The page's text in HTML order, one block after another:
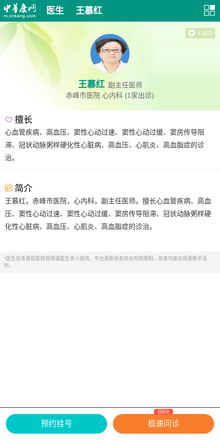
医生 王慕红
王慕红 副主任医师
赤峰市医院 心内科 (1家出诊)
1,902
擅长
心血管疾病、高血压、窦性心动过速、窦性心动过缓、窦房传导阻
滞、冠状动脉粥样硬化性心脏病、高血压、心肌炎、高血脂症的诊
治。
简介
王慕红，赤峰市医院，心内科，副主任医师。擅长心血管疾病、高血
压、窦性心动过速、窦性心动过缓、窦房传导阻滞、冠状动脉粥样硬
化性心脏病、高血压、心肌炎、高血脂症的诊治。
*医生信息源自医院官网或医生本人提供，平台更新信息存在时效限制，信息可能出现更新不及
时。
网上有害信息举报专区
关于我们
Copyright ©
2026 中华康网 版权所有
预约挂号 极速问诊
回复快